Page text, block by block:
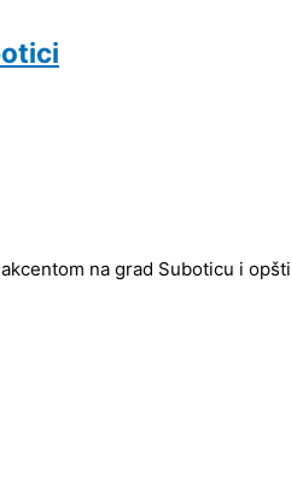
na grad Suboticu i